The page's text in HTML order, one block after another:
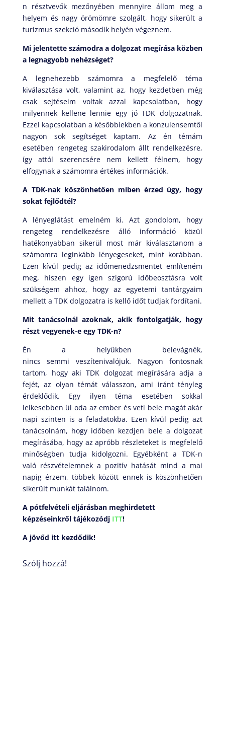
n résztvevők mezőnyében mennyire állom meg a
helyem és nagy örömömre szolgált, hogy sikerült a
turizmus szekció második helyén végeznem.
Mi jelentette számodra a dolgozat megírása közben
a legnagyobb nehézséget?
A legnehezebb számomra a megfelelő téma
kiválasztása volt, valamint az, hogy kezdetben még
csak sejtéseim voltak azzal kapcsolatban, hogy
milyennek kellene lennie egy jó TDK dolgozatnak.
Ezzel kapcsolatban a későbbiekben a konzulensemtől
nagyon sok segítséget kaptam. Az én témám
esetében rengeteg szakirodalom állt rendelkezésre,
így attól szerencsére nem kellett félnem, hogy
elfogynak a számomra értékes információk.
A TDK-nak köszönhetően miben érzed úgy, hogy
sokat fejlődtél?
A lényeglátást emelném ki. Azt gondolom, hogy
rengeteg rendelkezésre álló információ közül
hatékonyabban sikerül most már kiválasztanom a
számomra leginkább lényegeseket, mint korábban.
Ezen kívül pedig az időmenedzsmentet említeném
meg, hiszen egy igen szigorú időbeosztásra volt
szükségem ahhoz, hogy az egyetemi tantárgyaim
mellett a TDK dolgozatra is kellő időt tudjak fordítani.
Mit tanácsolnál azoknak, akik fontolgatják, hogy
részt vegyenek-e egy TDK-n?
Én a helyükben belevágnék,
nincs semmi veszítenivalójuk. Nagyon fontosnak
tartom, hogy aki TDK dolgozat megírására adja a
fejét, az olyan témát válasszon, ami iránt tényleg
érdeklődik. Egy ilyen téma esetében sokkal
lelkesebben ül oda az ember és veti bele magát akár
napi szinten is a feladatokba. Ezen kívül pedig azt
tanácsolnám, hogy időben kezdjen bele a dolgozat
megírásába, hogy az apróbb részleteket is megfelelő
minőségben tudja kidolgozni. Egyébként a TDK-n
való részvételemnek a pozitív hatását mind a mai
napig érzem, többek között ennek is köszönhetően
sikerült munkát találnom.
A pótfelvételi eljárásban meghirdetett
képzéseinkről tájékozódj ITT!
A jövőd itt kezdődik!
Szólj hozzá!